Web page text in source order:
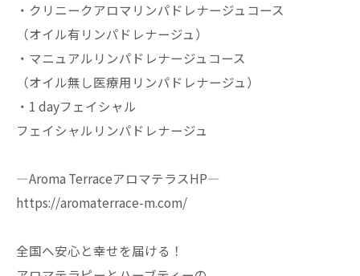
・クリニークアロマリンパドレナージュコース
（オイル有リンパドレナージュ）
・マニュアルリンパドレナージュコース
（オイル無し医療用リンパドレナージュ）
・1 dayフェイシャル
フェイシャルリンパドレナージュ
—Aroma TerraceアロマテラスHP—
https://aromaterrace-m.com/
全国へ安心と幸せを届ける！